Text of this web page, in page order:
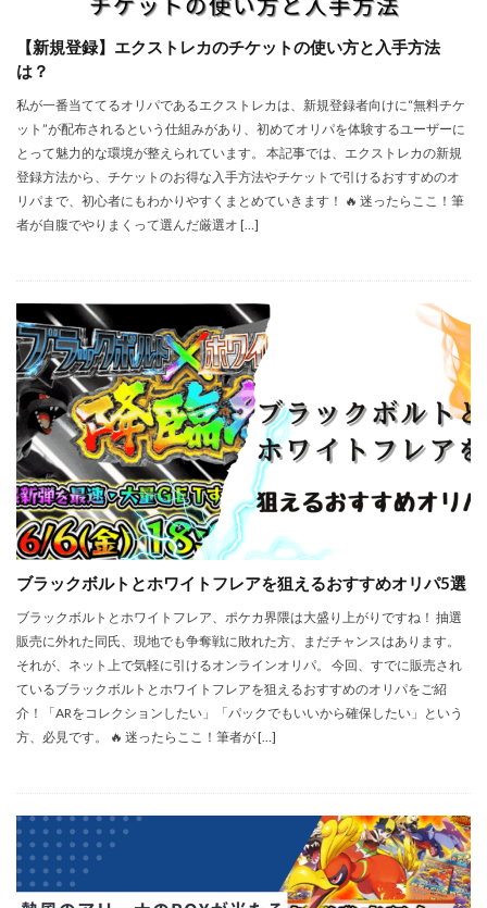
【新規登録】エクストレカのチケットの使い方と入手方法
は？
私が一番当ててるオリパであるエクストレカは、新規登録者向けに“無料チケ
ット”が配布されるという仕組みがあり、初めてオリパを体験するユーザーに
とって魅力的な環境が整えられています。 本記事では、エクストレカの新規
登録方法から、チケットのお得な入手方法やチケットで引けるおすすめのオ
リパまで、初心者にもわかりやすくまとめていきます！ 🔥 迷ったらここ！筆
者が自腹でやりまくって選んだ厳選オ […]
ブラックボルトとホワイトフレアを狙えるおすすめオリパ5選
ブラックボルトとホワイトフレア、ポケカ界隈は大盛り上がりですね！ 抽選
販売に外れた同氏、現地でも争奪戦に敗れた方、まだチャンスはあります。
それが、ネット上で気軽に引けるオンラインオリパ。 今回、すでに販売され
ているブラックボルトとホワイトフレアを狙えるおすすめのオリパをご紹
介！「ARをコレクションしたい」「パックでもいいから確保したい」という
方、必見です。 🔥 迷ったらここ！筆者が […]